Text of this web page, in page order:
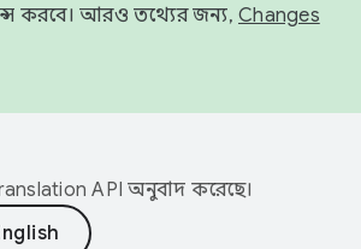
করবে। আরও তথ্যের জন্য, Changes
API অনুবাদ করেছে।